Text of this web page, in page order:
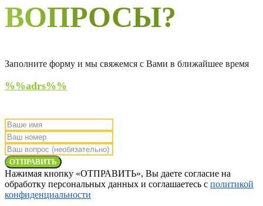
ВОПРОСЫ?
Заполните форму и мы свяжемся с Вами в ближайшее время
%%adrs%%
ОТПРАВИТЬ
Нажимая кнопку «ОТПРАВИТЬ», Вы даете согласие на
обработку персональных данных и соглашаетесь с политикой
конфиденциальности